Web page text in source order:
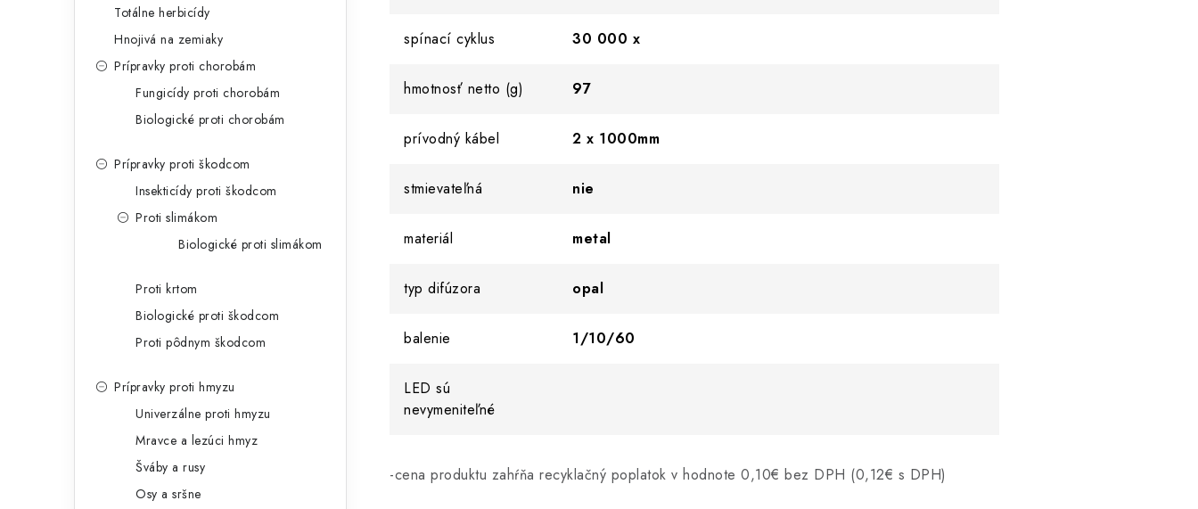
Totálne herbicídy
Hnojivá na zemiaky
Prípravky proti chorobám
Fungicídy proti chorobám
Biologické proti chorobám
Prípravky proti škodcom
Insekticídy proti škodcom
Proti slimákom
Biologické proti slimákom
Proti krtom
Biologické proti škodcom
Proti pôdnym škodcom
Prípravky proti hmyzu
Univerzálne proti hmyzu
Mravce a lezúci hmyz
Šváby a rusy
Osy a sršne
spínací cyklus 30 000 x
hmotnosť netto (g) 97
prívodný kábel 2 x 1000mm
stmievateľná nie
materiál metal
typ difúzora opal
balenie 1/10/60
LED sú
nevymeniteľné
-cena produktu zahŕňa recyklačný poplatok v hodnote 0,10€ bez DPH (0,12€ s DPH)